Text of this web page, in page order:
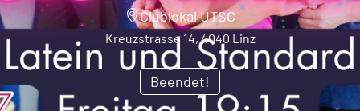
Beendet!
Clublokal UTSC
Kreuzstrasse 14, 4040 Linz